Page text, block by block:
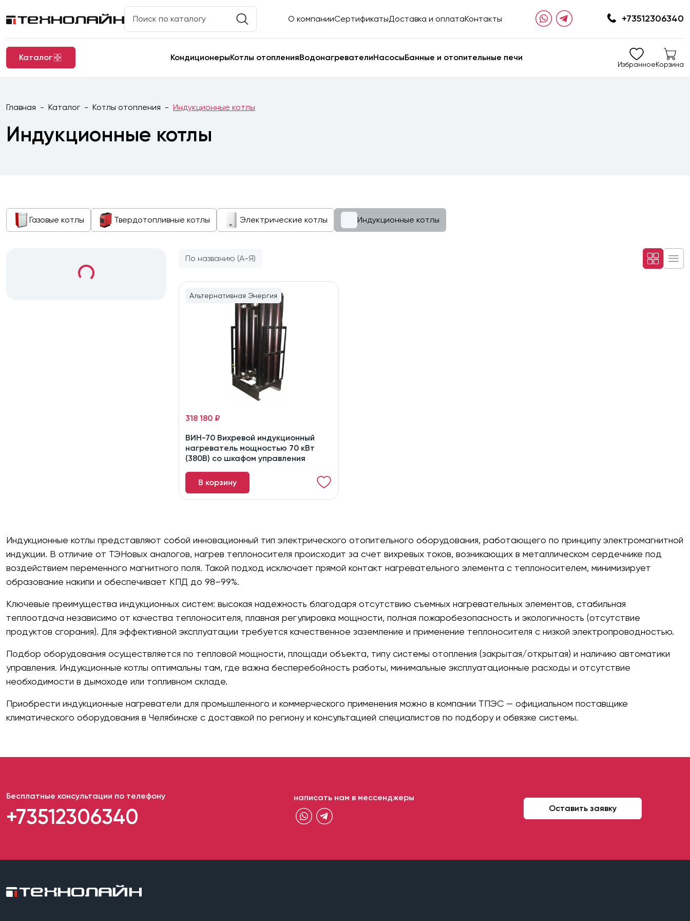
О компанииСертификатыДоставка и оплатаКонтакты +73512306340
Каталог КондиционерыКотлы отопленияВодонагревателиНасосыБанные и отопительные печи
ИзбранноеКорзина
Главная Каталог Котлы отопления Индукционные котлы
Индукционные котлы
Газовые котлы Твердотопливные котлы Электрические котлы Индукционные котлы
По названию (А-Я)
Альтернативная Энергия
ВИН-70 Вихревой индукционный
нагреватель мощностью 70 кВт
(380В) со шкафом управления
318 180 ₽
В корзину
Индукционные котлы представляют собой инновационный тип электрического отопительного оборудования, работающего по принципу электромагнитной
индукции. В отличие от ТЭНовых аналогов, нагрев теплоносителя происходит за счет вихревых токов, возникающих в металлическом сердечнике под
воздействием переменного магнитного поля. Такой подход исключает прямой контакт нагревательного элемента с теплоносителем, минимизирует
образование накипи и обеспечивает КПД до 98–99%.
Ключевые преимущества индукционных систем: высокая надежность благодаря отсутствию съемных нагревательных элементов, стабильная
теплоотдача независимо от качества теплоносителя, плавная регулировка мощности, полная пожаробезопасность и экологичность (отсутствие
продуктов сгорания). Для эффективной эксплуатации требуется качественное заземление и применение теплоносителя с низкой электропроводностью.
Подбор оборудования осуществляется по тепловой мощности, площади объекта, типу системы отопления (закрытая/открытая) и наличию автоматики
управления. Индукционные котлы оптимальны там, где важна бесперебойность работы, минимальные эксплуатационные расходы и отсутствие
необходимости в дымоходе или топливном складе.
Приобрести индукционные нагреватели для промышленного и коммерческого применения можно в компании ТПЭС — официальном поставщике
климатического оборудования в Челябинске с доставкой по региону и консультацией специалистов по подбору и обвязке системы.
Бесплатные консультации по телефону
+73512306340
написать нам в мессенджеры
Оставить заявку